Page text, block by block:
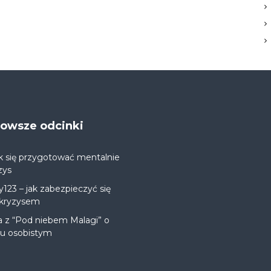
odcinki
się przygotować mentalnie
– jak zabezpieczyć się
z “Pod niebem Malagi” o
osobistym